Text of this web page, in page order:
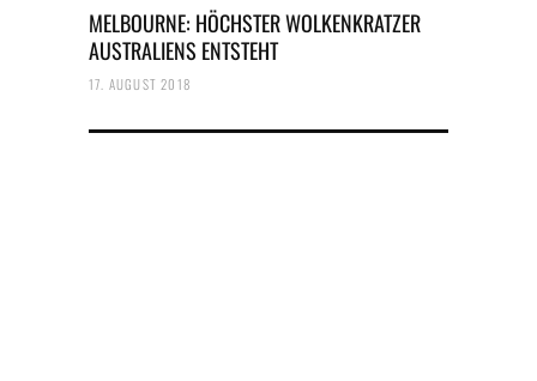
MELBOURNE: HÖCHSTER WOLKENKRATZER
AUSTRALIENS ENTSTEHT
17. AUGUST 2018